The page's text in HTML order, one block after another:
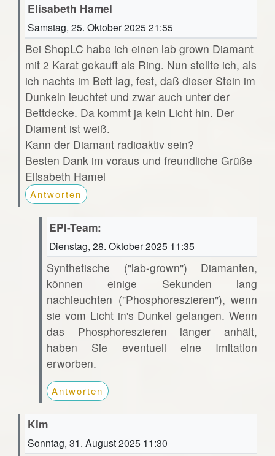
Elisabeth Hamel
Samstag, 25. Oktober 2025 21:55
Bei ShopLC habe ich einen lab grown Diamant
mit 2 Karat gekauft als Ring. Nun stellte ich, als
ich nachts im Bett lag, fest, daß dieser Stein im
Dunkeln leuchtet und zwar auch unter der
Bettdecke. Da kommt ja kein Licht hin. Der
Diament ist weiß.
Kann der Diamant radioaktiv sein?
Besten Dank im voraus und freundliche Grüße
Elisabeth Hamel
Antworten
EPI-Team:
Dienstag, 28. Oktober 2025 11:35
Synthetische ("lab-grown") Diamanten,
können einige Sekunden lang
nachleuchten ("Phosphoreszieren"), wenn
sie vom Licht in's Dunkel gelangen. Wenn
das Phosphoreszieren länger anhält,
haben Sie eventuell eine Imitation
erworben.
Antworten
Kim
Sonntag, 31. August 2025 11:30